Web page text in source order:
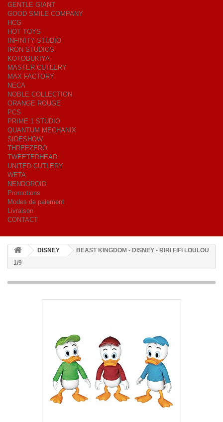
GENTLE GIANT
GOOD SMILE COMPANY
HCG
HOT TOYS
INFINITY STUDIO
IRON STUDIOS
KOTOBUKIYA
MASTER CUTLERY
MAX FACTORY
NECA
NOBLE COLLECTION
ORANGE ROUGE
PCS
PRIME 1 STUDIO
QUANTUM MECHANIX
SIDESHOW
THREEZERO
TWEETERHEAD
UNITED CUTLERY
WETA
NENDOROID
Promotions
Modes de paiement
Livraison
CONTACT
DISNEY
BEAST KINGDOM - DISNEY - RIRI FIFI LOULOU
1/9